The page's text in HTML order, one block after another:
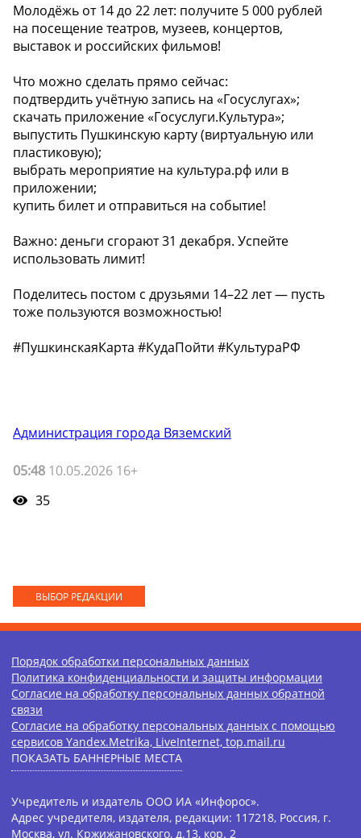
Молодёжь от 14 до 22 лет: получите 5 000 рублей
на посещение театров, музеев, концертов,
выставок и российских фильмов!
Что можно сделать прямо сейчас:
подтвердить учётную запись на «Госуслугах»;
скачать приложение «Госуслуги.Культура»;
выпустить Пушкинскую карту (виртуальную или
пластиковую);
выбрать мероприятие на культура.рф или в
приложении;
купить билет и отправиться на событие!
Важно: деньги сгорают 31 декабря. Успейте
использовать лимит!
Поделитесь постом с друзьями 14–22 лет — пусть
тоже пользуются возможностью!
#ПушкинскаяКарта #КудаПойти #КультураРФ
Администрация города Вяземский
05:48 10.05.2026 16+
35
ВЫБОР РЕДАКЦИИ
Порядок обработки персональных данных
Политика конфиденциальности и защиты информации
Согласие на обработку персональных данных обратной
связи
Согласие на обработку персональных данных с помощью
сервисов Yandex.Metrika, LiveInternet, top.mail.ru
ПОКАЗАТЬ БАННЕРНЫЕ МЕСТА
Учредитель и издатель ООО ИА «Инфорос».
Адрес учредителя, издателя, редакции: 117218, Россия, г.
Москва, ул. Кржижановского, д.13, кор. 2